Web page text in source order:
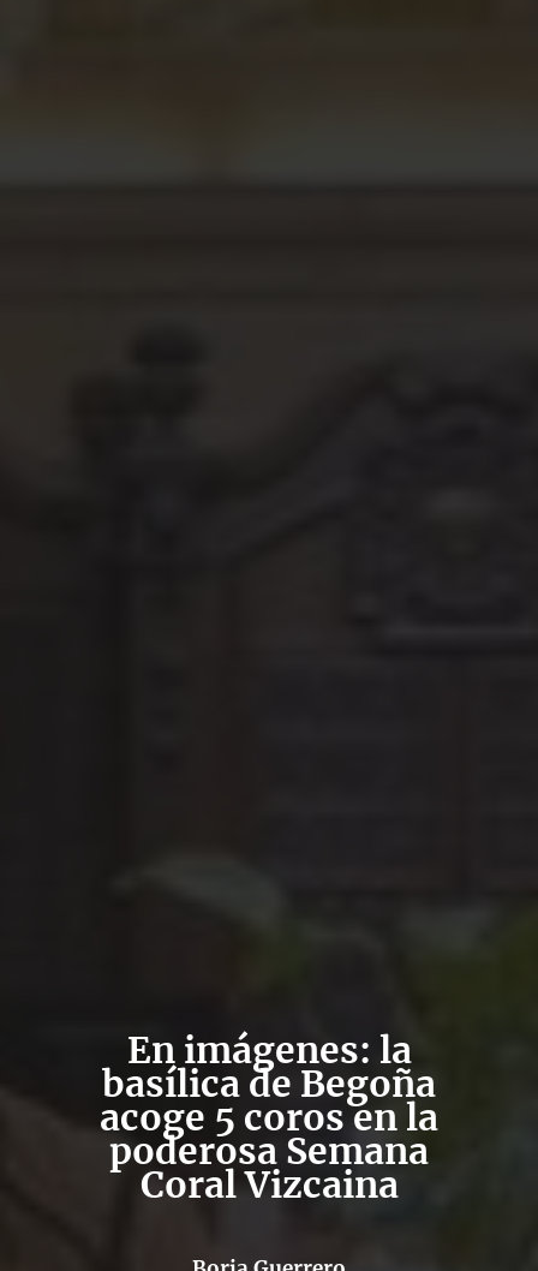
En imágenes: la
basílica de Begoña
acoge 5 coros en la
poderosa Semana
Coral Vizcaina